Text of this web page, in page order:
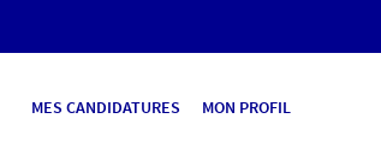
MES CANDIDATURES MON PROFIL